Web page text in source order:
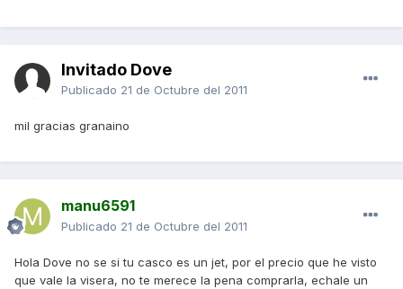
Invitado Dove
Publicado 21 de Octubre del 2011
mil gracias granaino
manu6591
Publicado 21 de Octubre del 2011
Hola Dove no se si tu casco es un jet, por el precio que he visto
que vale la visera, no te merece la pena comprarla, echale un